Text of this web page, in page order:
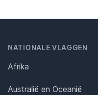
NATIONALE VLAGGEN
Afrika
Australië en Oceanië